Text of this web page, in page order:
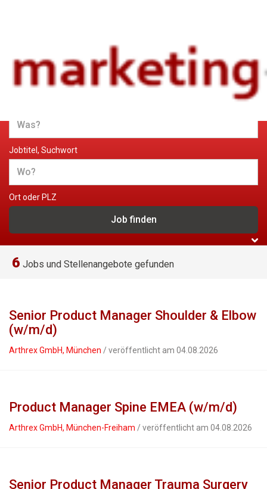
Jobs und Stellenangebote im
Marketing
Jobtitel, Suchwort
Ort oder PLZ
6 Jobs und Stellenangebote gefunden
Senior Product Manager Shoulder & Elbow
(w/m/d)
Arthrex GmbH, München / veröffentlicht am 04.08.2026
Product Manager Spine EMEA (w/m/d)
Arthrex GmbH, München-Freiham / veröffentlicht am 04.08.2026
Senior Product Manager Trauma Surgery